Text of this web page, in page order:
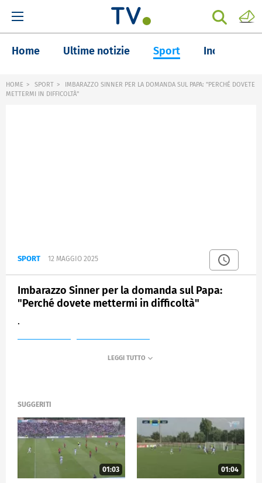
Home Ultime notizie Sport Inchieste
HOME SPORT
IMBARAZZO SINNER PER LA DOMANDA SUL PAPA: "PERCHÉ DOVETE
METTERMI IN DIFFICOLTÀ"
SPORT 12 MAGGIO 2025
Imbarazzo Sinner per la domanda sul Papa:
"Perché dovete mettermi in difficoltà"
.
SUGGERITI
01:03 01:04